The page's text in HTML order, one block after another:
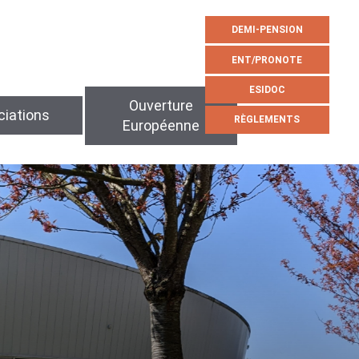
Ouverture
Européenne
DEMI-PENSION
ENT/PRONOTE
ESIDOC
RÈGLEMENTS